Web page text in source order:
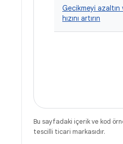
Gecikmeyi azaltın
hızını artırın
Bu sayfadaki içerik ve kod
tescilli ticari markasıdır.